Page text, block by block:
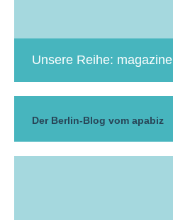
Unsere Reihe: magazine
Der Berlin-Blog vom apabiz